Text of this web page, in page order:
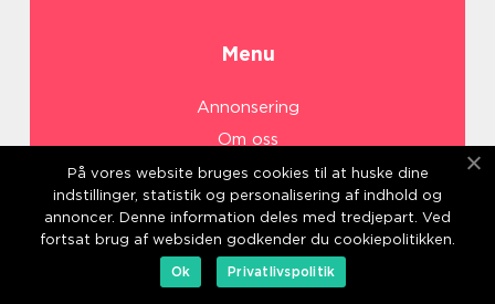
Menu
Annonsering
Om oss
Cookies
Kontakta oss
Sitemap
På vores website bruges cookies til at huske dine
indstillinger, statistik og personalisering af indhold og
annoncer. Denne information deles med tredjepart. Ved
fortsat brug af websiden godkender du cookiepolitikken.
Ok
Privatlivspolitik